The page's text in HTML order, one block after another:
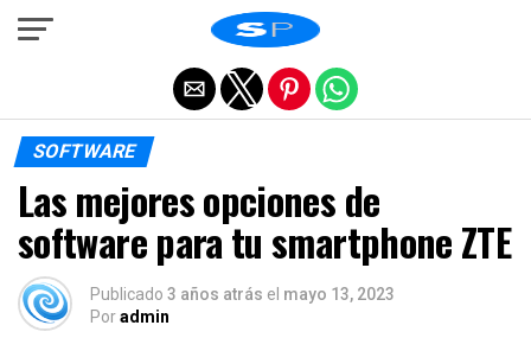
SOFTWARE
Las mejores opciones de
software para tu smartphone ZTE
Publicado 3 años atrás el mayo 13, 2023
Poradmin
Salir de la versión móvil